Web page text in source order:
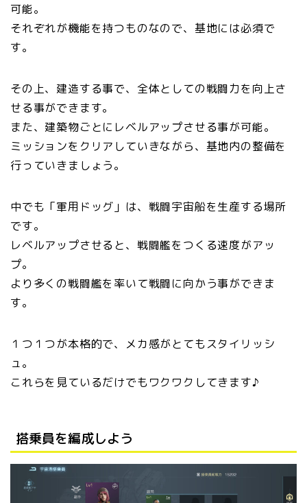
可能。
それぞれが機能を持つものなので、基地には必須で
す。
その上、建造する事で、全体としての戦闘力を向上さ
せる事ができます。
また、建築物ごとにレベルアップさせる事が可能。
ミッションをクリアしていきながら、基地内の整備を
行っていきましょう。
中でも「軍用ドッグ」は、戦闘宇宙船を生産する場所
です。
レベルアップさせると、戦闘艦をつくる速度がアッ
プ。
より多くの戦闘艦を率いて戦闘に向かう事ができま
す。
１つ１つが本格的で、メカ感がとてもスタイリッシ
ュ。
これらを見ているだけでもワクワクしてきます♪
搭乗員を編成しよう